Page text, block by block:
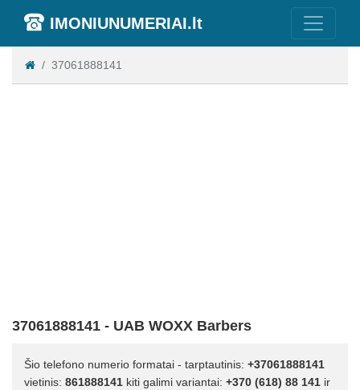
IMONIUNUMERIAI.lt
37061888141
37061888141 - UAB WOXX Barbers
Šio telefono numerio formatai - tarptautinis: +37061888141
vietinis: 861888141 kiti galimi variantai: +370 (618) 88 141 ir